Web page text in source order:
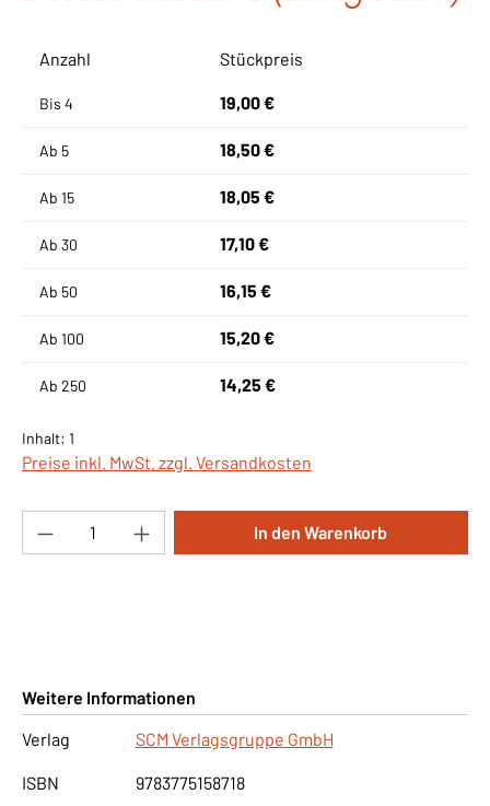
Anzahl Stückpreis
Bis 4 19,00 €
Ab 5 18,50 €
Ab 15 18,05 €
Ab 30 17,10 €
Ab 50 16,15 €
Ab 100 15,20 €
Ab 250 14,25 €
Inhalt: 1
Preise inkl. MwSt. zzgl. Versandkosten
Produkt Anzahl: Gib den gewünschten
In den Warenkorb
Weitere Informationen
Verlag
SCM Verlagsgruppe GmbH
ISBN 9783775158718